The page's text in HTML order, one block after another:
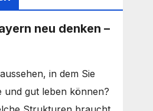
neu denken –
in dem Sie
und gut leben können?